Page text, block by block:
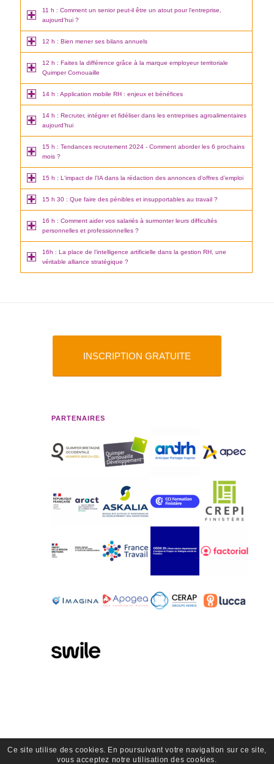
11 h : Comment un senior peut-il être un atout pour l‘entreprise,
aujourd’hui ?
12 h : Bien mener ses bilans annuels
12 h : Faites la différence grâce à la marque employeur territoriale
Quimper Cornouaille
14 h : Application mobile RH : enjeux et bénéfices
14 h : Recruter, intégrer et fidéliser dans les entreprises agroalimentaires
aujourd’hui
15 h : Tendances recrutement 2024 - Comment aborder les 6 prochains
mois ?
15 h : L‘impact de l’IA dans la rédaction des annonces d‘offres d’emploi
15 h 30 : Que faire des pénibles et insupportables au travail ?
16 h : Comment aider vos salariés à surmonter leurs difficultés
personnelles et professionnelles ?
16h : La place de l’intelligence artificielle dans la gestion RH, une
véritable alliance stratégique ?
INSCRIPTION GRATUITE
PARTENAIRES
Ce site utilise des cookies. En poursuivant votre navigation sur ce site,
vous acceptez notre utilisation des cookies.